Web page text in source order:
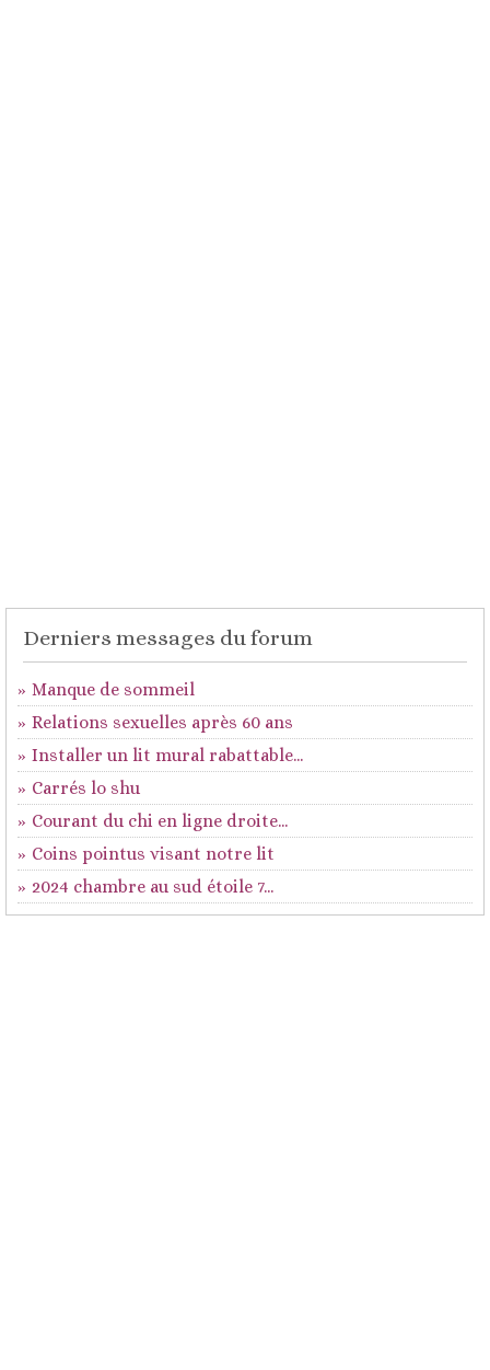
Derniers messages du forum
Manque de sommeil
Relations sexuelles après 60 ans
Installer un lit mural rabattable...
Carrés lo shu
Courant du chi en ligne droite...
Coins pointus visant notre lit
2024 chambre au sud étoile 7...